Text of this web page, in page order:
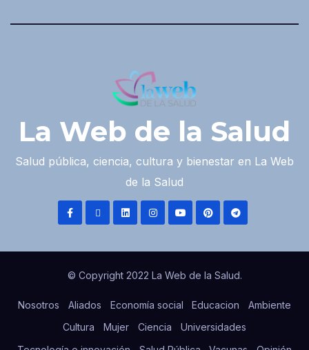
La Web de la Salud
Salud pública, ciencia, cultura y bienestar en La Web
de la Salud
© Copyright 2022 La Web de la Salud.
Nosotros Aliados Economía social Educacion
Ambiente
Cultura
Mujer Ciencia
Universidades